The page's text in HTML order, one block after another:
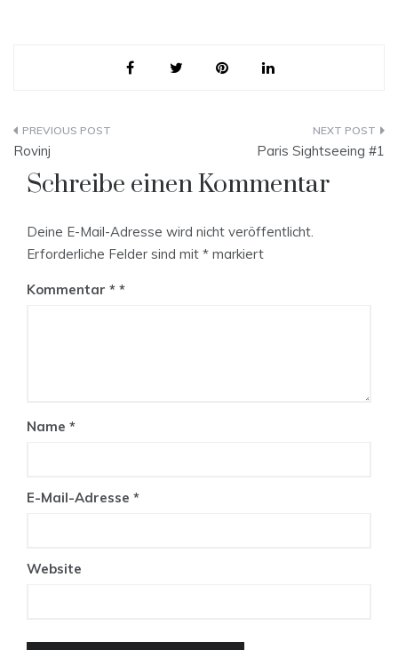
Beitragsnavigation
Rovinj Paris Sightseeing #1
Schreibe einen Kommentar
Deine E-Mail-Adresse wird nicht veröffentlicht.
Erforderliche Felder sind mit * markiert
Kommentar *
Name *
E-Mail-Adresse *
Website